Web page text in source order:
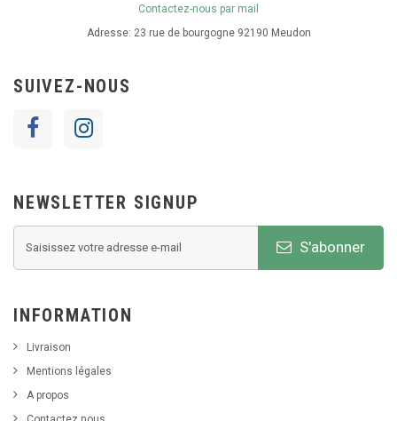
Contactez-nous par mail
Adresse: 23 rue de bourgogne 92190 Meudon
SUIVEZ-NOUS
NEWSLETTER SIGNUP
S'abonner
INFORMATION
Livraison
Mentions légales
A propos